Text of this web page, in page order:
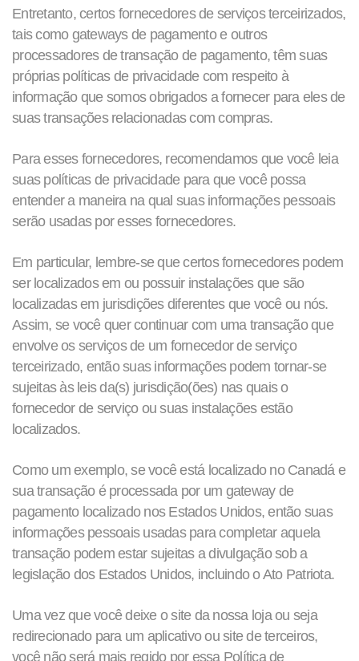
Entretanto, certos fornecedores de serviços terceirizados,
tais como gateways de pagamento e outros
processadores de transação de pagamento, têm suas
próprias políticas de privacidade com respeito à
informação que somos obrigados a fornecer para eles de
suas transações relacionadas com compras.
Para esses fornecedores, recomendamos que você leia
suas políticas de privacidade para que você possa
entender a maneira na qual suas informações pessoais
serão usadas por esses fornecedores.
Em particular, lembre-se que certos fornecedores podem
ser localizados em ou possuir instalações que são
localizadas em jurisdições diferentes que você ou nós.
Assim, se você quer continuar com uma transação que
envolve os serviços de um fornecedor de serviço
terceirizado, então suas informações podem tornar-se
sujeitas às leis da(s) jurisdição(ões) nas quais o
fornecedor de serviço ou suas instalações estão
localizados.
Como um exemplo, se você está localizado no Canadá e
sua transação é processada por um gateway de
pagamento localizado nos Estados Unidos, então suas
informações pessoais usadas para completar aquela
transação podem estar sujeitas a divulgação sob a
legislação dos Estados Unidos, incluindo o Ato Patriota.
Uma vez que você deixe o site da nossa loja ou seja
redirecionado para um aplicativo ou site de terceiros,
você não será mais regido por essa Política de